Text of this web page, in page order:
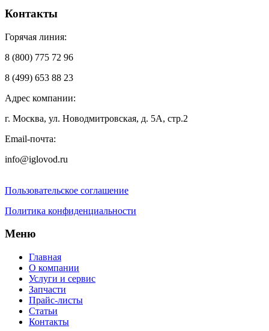
Контакты
Горячая линия:
8 (800) 775 72 96
8 (499) 653 88 23
Адрес компании:
г. Москва, ул. Новодмитровская, д. 5А, стр.2
Email-почта:
info@iglovod.ru
Пользовательское соглашение
Политика конфиденциальности
Меню
Главная
О компании
Услуги и сервис
Запчасти
Прайс-листы
Статьи
Контакты